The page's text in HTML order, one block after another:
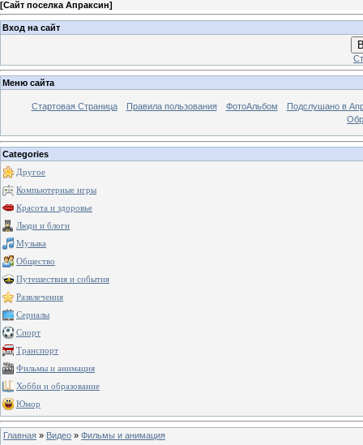
[Сайт поселка Апраксин]
Вход на сайт
Меню сайта
Стартовая Страница Правила пользования ФотоАльбом
Подслушано в
Categories
Другое
Компьютерные игры
Красота и здоровье
Люди и блоги
Музыка
Общество
Путешествия и события
Развлечения
Сериалы
Спорт
Транспорт
Фильмы и анимация
Хобби и образование
Юмор
Главная » Видео » Фильмы и анимация